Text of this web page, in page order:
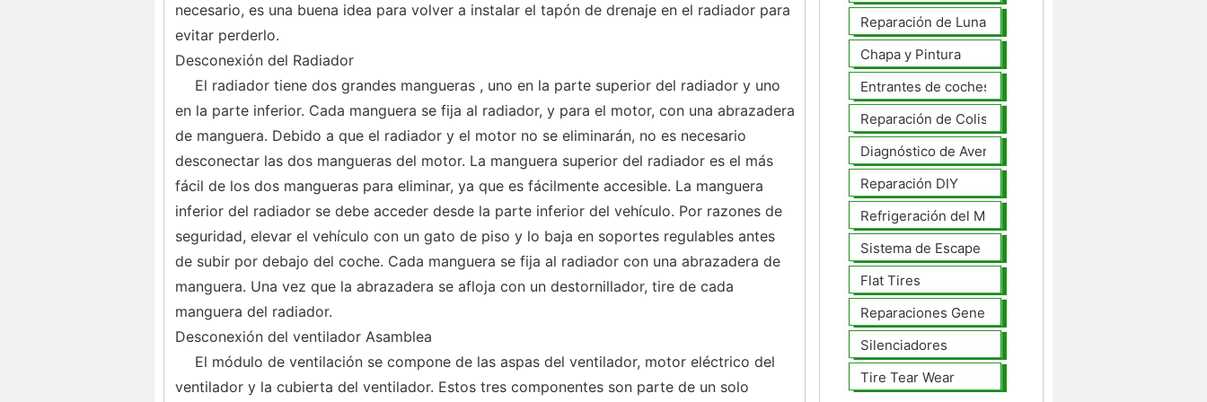
necesario, es una buena idea para volver a instalar el tapón de drenaje en el radiador para
evitar perderlo.
Desconexión del Radiador
El radiador tiene dos grandes mangueras , uno en la parte superior del radiador y uno
en la parte inferior. Cada manguera se fija al radiador, y para el motor, con una abrazadera
de manguera. Debido a que el radiador y el motor no se eliminarán, no es necesario
desconectar las dos mangueras del motor. La manguera superior del radiador es el más
fácil de los dos mangueras para eliminar, ya que es fácilmente accesible. La manguera
inferior del radiador se debe acceder desde la parte inferior del vehículo. Por razones de
seguridad, elevar el vehículo con un gato de piso y lo baja en soportes regulables antes
de subir por debajo del coche. Cada manguera se fija al radiador con una abrazadera de
manguera. Una vez que la abrazadera se afloja con un destornillador, tire de cada
manguera del radiador.
Desconexión del ventilador Asamblea
El módulo de ventilación se compone de las aspas del ventilador, motor eléctrico del
ventilador y la cubierta del ventilador. Estos tres componentes son parte de un solo
Reparación de Lunas
Chapa y Pintura
Entrantes de coches
Reparación de Colisiones
Diagnóstico de Averías
Reparación DIY
Refrigeración del Motor
Sistema de Escape
Flat Tires
Reparaciones Generales
Silenciadores
Tire Tear Wear